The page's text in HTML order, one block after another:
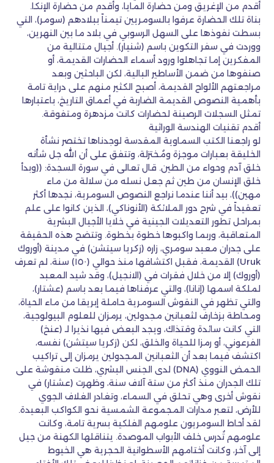
أقدم من الإغريق ومن حضارة المايا، وأقدم من حضارة الإنكا.
بناة تلك الحضارة عرفوا بالسومريين تيمناً ببلادهم (سومر)، التي
بسطت نفوذها على السهل الرسوبي في بلاد ما بين النهرين،
ووردت في سفر التكوين باسم (شنيار). أجيال متتالية من
المفكرين إما تجاهلوا ورود أسماء الحضارات القديمة، أو
صنفوها من ضمن الأساطير البالية، لكن الباحثين وبعد
مراجعتهم الألواح القديمة، أصبح الكثير منهم على دراية تامة
بأهمية النصوص القديمة الضاربة في أعماق التاريخ، باعتبارها
تمثل السجلات الرصينة لحضارات كانت مزدهرة ومتفوقة.
أقدم تقنيات الهندسة الوراثية
لو راجعنا الكتب السماوية المقدسة لوجدناها تختصر نشأة
الخليقة بعبارات موجزة ومُختزلة، وتتفق على أن الله جل شأنه
خلق آدم وحواء من الطين. قال تعالى في سورة السجدة: ((وبدأ
خلق الإنسان من طين ثم جعل نسله من سلالة من ماء
مهين))، بيد أننا عندما نراجع النصوص السومرية، نجدها أكثر
تعقيداً في شرح دور الملائكة (الأنوناكي)، الذين كانوا على علم
بمراحل تطور التعديلات الجينية في خلايا الأجيال البشرية
المتعاقبة، وربما واكبوها خطوة بخطوة. وتتضح هذه الحقيقة
على جدران معبد سومري، زاره (زكريا سيتشن) في مدينة (أوروك
Uruk) القديمة، فقبل اكتشافها منذ حوالي (١٥٠) سنة، لم تعرف
(أوروك) إلا من خلال فقرات في (الانجيل)، وقد شيد المعبد
لملكة اسمها (إنانا)، والتي عرفناها فيما بعد باسم (عشتار)،
والتي تظهر في النقوش السومرية حاملة إبريقا من ماء الحياة،
ومحاطة بزخارف لثعبانين مجدولين، يرمزان للعلوم البيولوجية،
التي كانت سائدة وقتذاك، ويجد البعض فيها نذيرا لـ (عنخ)
الفرعوني، أو رمزا للحياة والخلق، لكن (زكريا سيتشن) نفسه،
اكتشف فيما بعد أن الثعبانين المجدولين يرمزان إلى تراكيب
الحمض النووي (DNA) لدى الجنس البشري، ظلت منقوشة على
تلك الجدران منذ أكثر من ستة آلاف سنة، وظهرت (عشتار) في
نقوش أخرى وهي تحلق في السماء، وتغادر الغلاف الجوي
للأرض، لتعبر مدارات المجموعة الشمسية نحو الكواكب البعيدة.
لقد أحاط السومريون علومهم الفلكية بسرية تامة، وكانت
علومهم تُدرس خلف الأبواب الموصدة. يتناقلها الكهنة من جيل
إلى آخر، وكانت أختامهم الأسطوانية الحجرية هي الخيوط